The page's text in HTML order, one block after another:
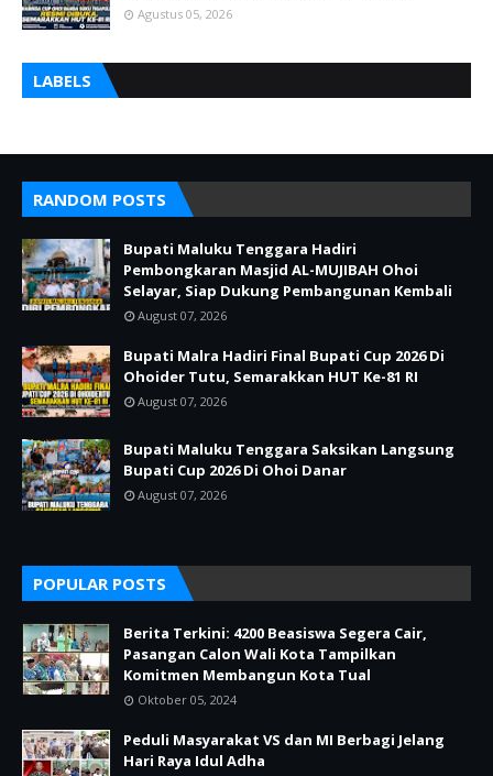
Agustus 05, 2026
LABELS
RANDOM POSTS
Bupati Maluku Tenggara Hadiri
Pembongkaran Masjid AL-MUJIBAH Ohoi
Selayar, Siap Dukung Pembangunan Kembali
August 07, 2026
Bupati Malra Hadiri Final Bupati Cup 2026 Di
Ohoider Tutu, Semarakkan HUT Ke-81 RI
August 07, 2026
Bupati Maluku Tenggara Saksikan Langsung
Bupati Cup 2026 Di Ohoi Danar
August 07, 2026
POPULAR POSTS
Berita Terkini: 4200 Beasiswa Segera Cair,
Pasangan Calon Wali Kota Tampilkan
Komitmen Membangun Kota Tual
Oktober 05, 2024
Peduli Masyarakat VS dan MI Berbagi Jelang
Hari Raya Idul Adha